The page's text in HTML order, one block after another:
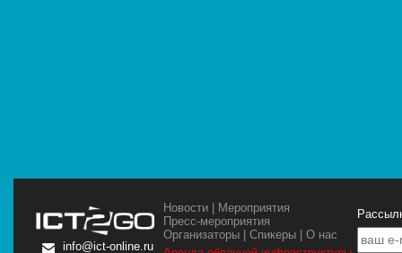
info@ict-online.ru
Новости | Мероприятия
Пресс-мероприятия
Организаторы |Спикеры |О нас